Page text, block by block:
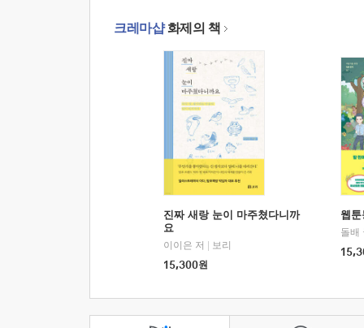
크레마샵화제의 책
진짜 새랑 눈이 마주쳤다니까
요
이이은 저
보리
15,300원
웹
돌배